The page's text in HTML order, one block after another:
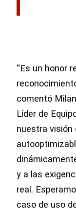
“Es un honor
comentó
Líder de
nuestra visión
y a las
real.
caso de uso